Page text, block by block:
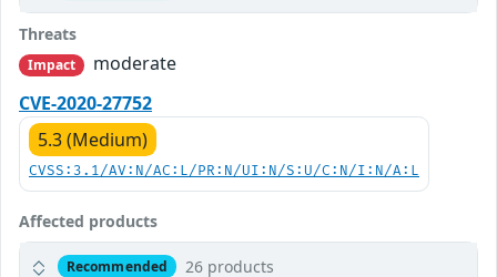
Threats
Impact
moderate
CVE-2020-27752
5.3 (Medium)
CVSS:3.1/AV:N/AC:L/PR:N/UI:N/S:U/C:N/I:N/A:L
Affected products
Recommended 26 products